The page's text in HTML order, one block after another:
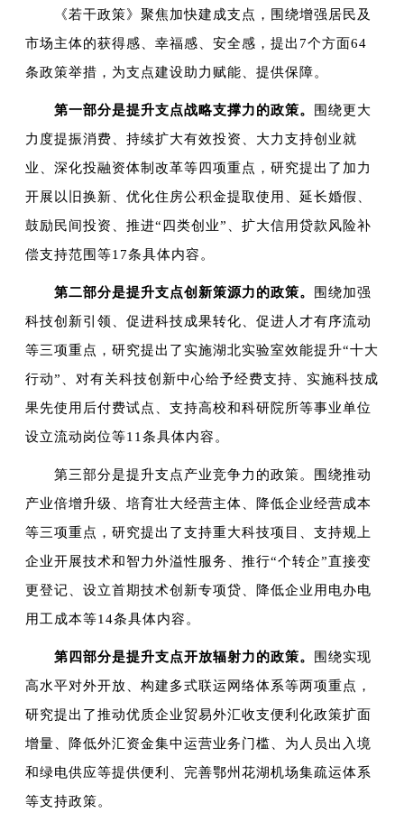
《若干政策》聚焦加快建成支点，围绕增强居民及
市场主体的获得感、幸福感、安全感，提出7个方面64
条政策举措，为支点建设助力赋能、提供保障。
第一部分是提升支点战略支撑力的政策。
围绕更大
力度提振消费、持续扩大有效投资、大力支持创业就
业、深化投融资体制改革等四项重点，研究提出了加力
开展以旧换新、优化住房公积金提取使用、延长婚假、
鼓励民间投资、推进“四类创业”、扩大信用贷款风险补
偿支持范围等17条具体内容。
第二部分是提升支点创新策源力的政策。
围绕加强
科技创新引领、促进科技成果转化、促进人才有序流动
等三项重点，研究提出了实施湖北实验室效能提升“十大
行动”、对有关科技创新中心给予经费支持、实施科技成
果先使用后付费试点、支持高校和科研院所等事业单位
设立流动岗位等11条具体内容。
第三部分是提升支点产业竞争力的政策。围绕推动
产业倍增升级、培育壮大经营主体、降低企业经营成本
等三项重点，研究提出了支持重大科技项目、支持规上
企业开展技术和智力外溢性服务、推行“个转企”直接变
更登记、设立首期技术创新专项贷、降低企业用电办电
用工成本等14条具体内容。
第四部分是提升支点开放辐射力的政策。
围绕实现
高水平对外开放、构建多式联运网络体系等两项重点，
研究提出了推动优质企业贸易外汇收支便利化政策扩面
增量、降低外汇资金集中运营业务门槛、为人员出入境
和绿电供应等提供便利、完善鄂州花湖机场集疏运体系
等支持政策。